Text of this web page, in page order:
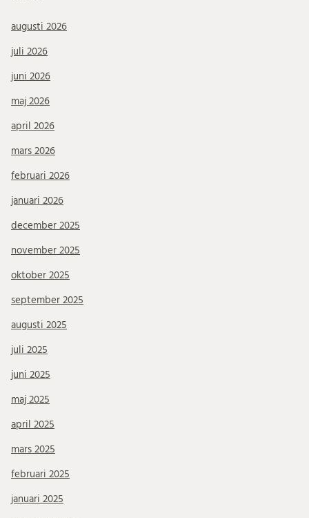
augusti 2026
juli 2026
juni 2026
maj 2026
april 2026
mars 2026
februari 2026
januari 2026
december 2025
november 2025
oktober 2025
september 2025
augusti 2025
juli 2025
juni 2025
maj 2025
april 2025
mars 2025
februari 2025
januari 2025